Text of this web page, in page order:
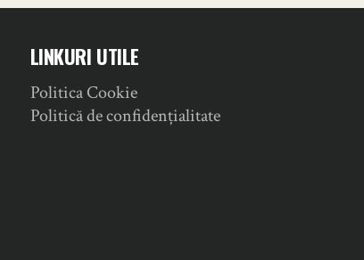
LINKURI UTILE
Politica Cookie
Politică de confidențialitate